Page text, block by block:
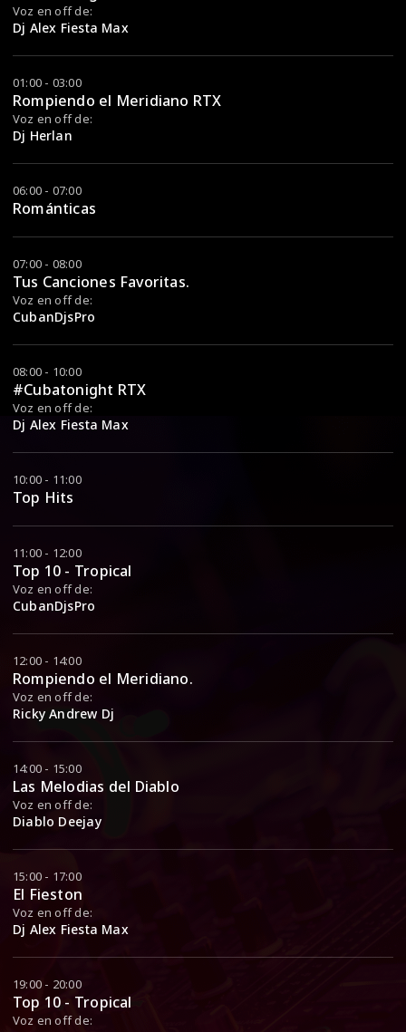
Voz en off de:
Dj Alex Fiesta Max
01:00 - 03:00
Rompiendo el Meridiano RTX
Voz en off de:
Dj Herlan
06:00 - 07:00
Románticas
07:00 - 08:00
Tus Canciones Favoritas.
Voz en off de:
CubanDjsPro
08:00 - 10:00
#Cubatonight RTX
Voz en off de:
Dj Alex Fiesta Max
10:00 - 11:00
Top Hits
11:00 - 12:00
Top 10 - Tropical
Voz en off de:
CubanDjsPro
12:00 - 14:00
Rompiendo el Meridiano.
Voz en off de:
Ricky Andrew Dj
14:00 - 15:00
Las Melodias del Diablo
Voz en off de:
Diablo Deejay
15:00 - 17:00
El Fieston
Voz en off de:
Dj Alex Fiesta Max
19:00 - 20:00
Top 10 - Tropical
Voz en off de: